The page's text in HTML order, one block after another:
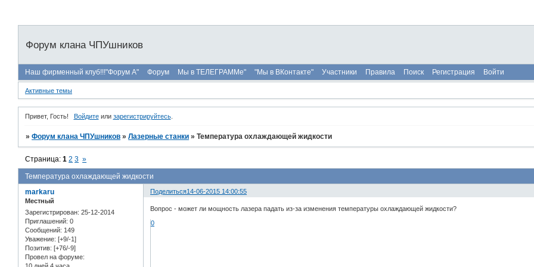
Форум клана ЧПУшников
Наш фирменный клуб!!!"Форум А" Форум Мы в ТЕЛЕГРАММе" "Мы в ВКонтакте" Участники Правила Поиск Регистрация Войти
Активные темы
Привет, Гость! Войдитеили зарегистрируйтесь.
»Форум клана ЧПУшников »Лазерные станки »Температура охлаждающей жидкости
Температура охлаждающей жидкости
Страница:1 2 3 »
Поделиться14-06-2015 14:00:55
markaru
Местный
Зарегистрирован: 25-12-2014
Приглашений: 0
Сообщений: 149
Уважение: [+9/-1]
Позитив: [+76/-9]
Провел на форуме:
Вопрос - может ли мощность лазера падать из-за изменения температуры охлаждающей жидкости?
0